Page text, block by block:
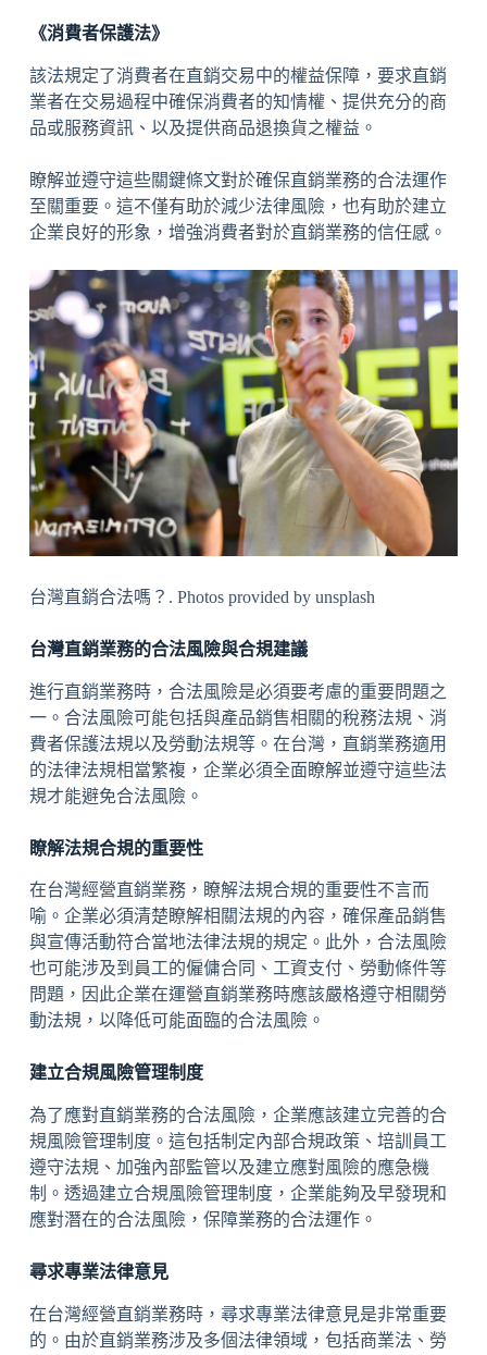
《消費者保護法》
該法規定了消費者在直銷交易中的權益保障，要求直銷
業者在交易過程中確保消費者的知情權、提供充分的商
品或服務資訊、以及提供商品退換貨之權益。
瞭解並遵守這些關鍵條文對於確保直銷業務的合法運作
至關重要。這不僅有助於減少法律風險，也有助於建立
企業良好的形象，增強消費者對於直銷業務的信任感。
台灣直銷合法嗎？. Photos provided by unsplash
台灣直銷業務的合法風險與合規建議
進行直銷業務時，合法風險是必須要考慮的重要問題之
一。合法風險可能包括與產品銷售相關的稅務法規、消
費者保護法規以及勞動法規等。在台灣，直銷業務適用
的法律法規相當繁複，企業必須全面瞭解並遵守這些法
規才能避免合法風險。
瞭解法規合規的重要性
在台灣經營直銷業務，瞭解法規合規的重要性不言而
喻。企業必須清楚瞭解相關法規的內容，確保產品銷售
與宣傳活動符合當地法律法規的規定。此外，合法風險
也可能涉及到員工的僱傭合同、工資支付、勞動條件等
問題，因此企業在運營直銷業務時應該嚴格遵守相關勞
動法規，以降低可能面臨的合法風險。
建立合規風險管理制度
為了應對直銷業務的合法風險，企業應該建立完善的合
規風險管理制度。這包括制定內部合規政策、培訓員工
遵守法規、加強內部監管以及建立應對風險的應急機
制。透過建立合規風險管理制度，企業能夠及早發現和
應對潛在的合法風險，保障業務的合法運作。
尋求專業法律意見
在台灣經營直銷業務時，尋求專業法律意見是非常重要
的。由於直銷業務涉及多個法律領域，包括商業法、勞